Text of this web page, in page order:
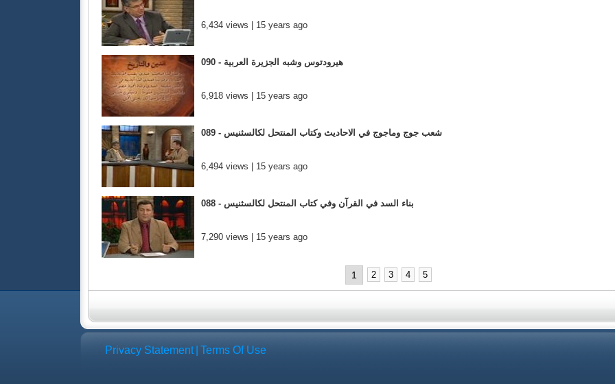
6,434 views | 15 years ago
090 - هيرودتوس وشبه الجزيرة العربية
6,918 views | 15 years ago
089 - شعب جوج وماجوج في الاحاديث وكتاب المنتحل لكالسثنيس
6,494 views | 15 years ago
088 - بناء السد في القرآن وفي كتاب المنتحل لكالسثنيس
7,290 views | 15 years ago
1 2 3 4 5
Privacy Statement Terms Of Use